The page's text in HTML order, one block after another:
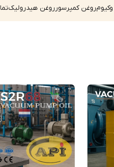
روغن کمپرسورروغن هیدرولیک